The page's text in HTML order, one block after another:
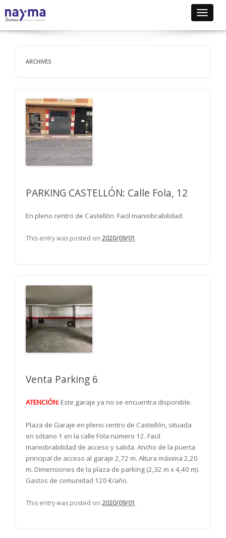
Toggle
ARCHIVES
PARKING CASTELLÓN: Calle Fola, 12
En pleno centro de Castellón. Facil maniobrabilidad.
This entry was posted on 2020/09/01.
Venta Parking 6
ATENCIÓN:Este garaje ya no se encuentra disponible.
Plaza de Garaje en pleno centro de Castellón, situada
en sótano 1 en la calle Fola número 12. Facil
maniobrabilidad de acceso y salida. Ancho de la puerta
principal de acceso al garaje 2,72 m. Altura máxima 2,20
m. Dimensiones de la plaza de parking (2,32 m x 4,40 m).
Gastos de comunidad 120 €/año.
This entry was posted on 2020/09/01.